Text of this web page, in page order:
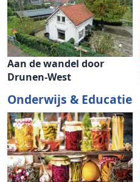
Aan de wandel door
Drunen-West
Onderwijs & Educatie